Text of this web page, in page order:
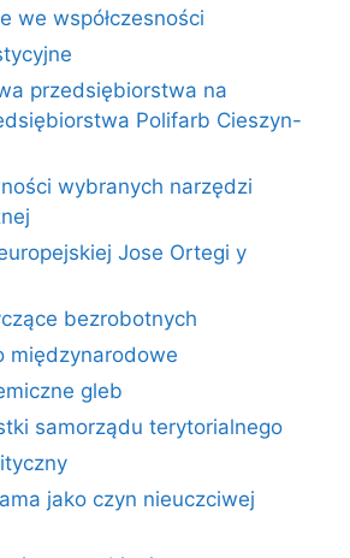
we współczesności
przedsiębiorstwa na
Polifarb Cieszyn-
wybranych narzędzi
Jose Ortegi y
bezrobotnych
międzynarodowe
gleb
samorządu terytorialnego
jako czyn nieuczciwej